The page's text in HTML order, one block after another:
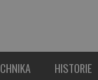
HISTORIE